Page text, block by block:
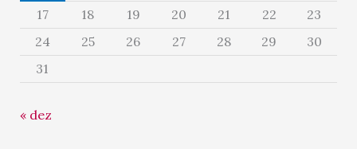
17
18 19 20 21 22
23
24
25 26 27 28 29
30
31
« dez